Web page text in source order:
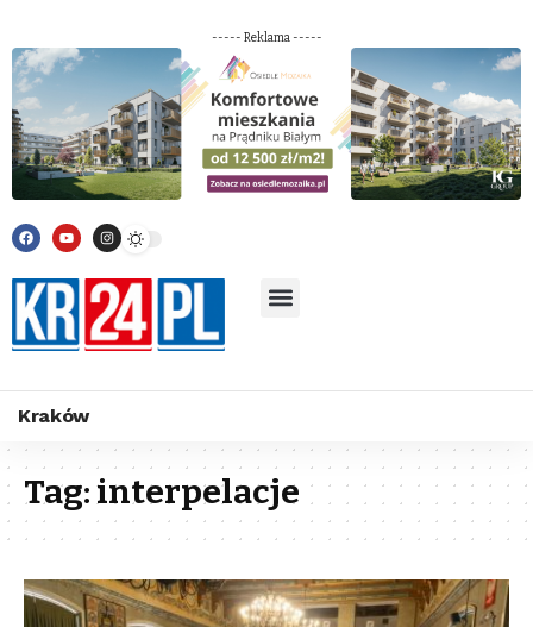
----- Reklama -----
Kraków
Tag:interpelacje